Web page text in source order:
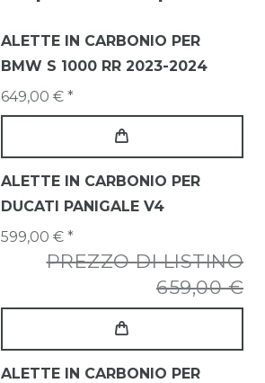
ALETTE IN CARBONIO PER
BMW S 1000 RR 2023-2024
649,00 € *
ALETTE IN CARBONIO PER
DUCATI PANIGALE V4
PREZZO DI LISTINO
659,00 €
599,00 € *
ALETTE IN CARBONIO PER